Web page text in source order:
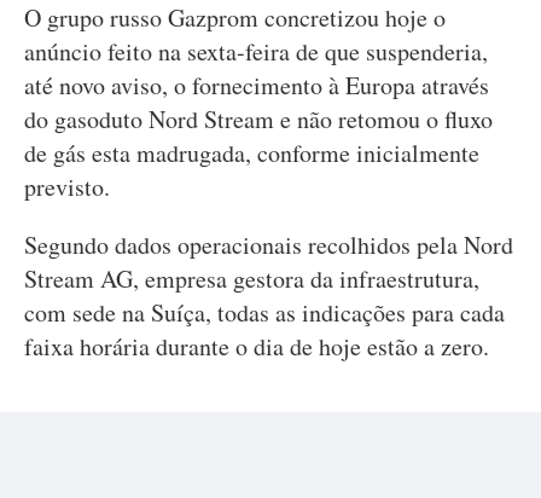
O grupo russo Gazprom concretizou hoje o
anúncio feito na sexta-feira de que suspenderia,
até novo aviso, o fornecimento à Europa através
do gasoduto Nord Stream e não retomou o fluxo
de gás esta madrugada, conforme inicialmente
previsto.
Segundo dados operacionais recolhidos pela Nord
Stream AG, empresa gestora da infraestrutura,
com sede na Suíça, todas as indicações para cada
faixa horária durante o dia de hoje estão a zero.